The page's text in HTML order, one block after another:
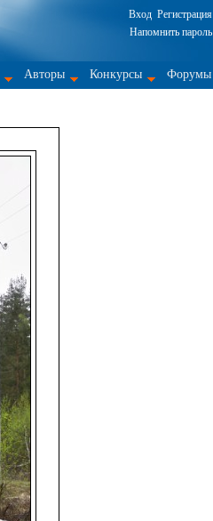
Вход Регистрация
Напомнить пароль
Авторы Конкурсы Форумы